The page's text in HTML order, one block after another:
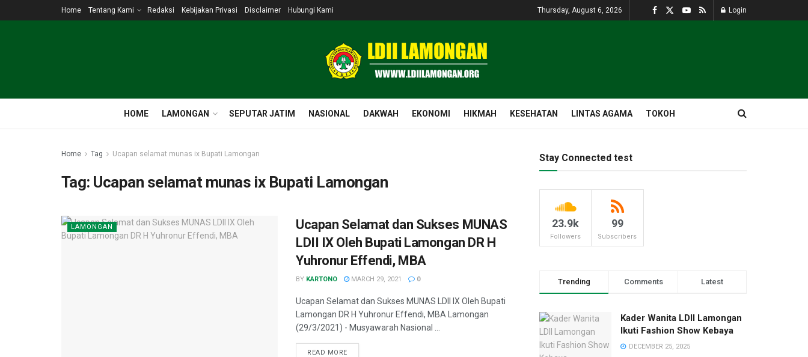
Home Tentang Kami Redaksi Kebijakan Privasi Disclaimer Hubungi Kami Thursday, August 6, 2026 Login
HOME LAMONGAN SEPUTAR JATIM NASIONAL DAKWAH EKONOMI HIKMAH KESEHATAN LINTAS AGAMA TOKOH
Home Tag Ucapan selamat munas ix Bupati Lamongan
Tag: Ucapan selamat munas ix Bupati Lamongan
LAMONGAN
Ucapan Selamat dan Sukses MUNAS
LDII IX Oleh Bupati Lamongan DR H
Yuhronur Effendi, MBA
BY KARTONO MARCH 29, 2021 0
Ucapan Selamat dan Sukses MUNAS LDII IX Oleh Bupati
Lamongan DR H Yuhronur Effendi, MBA Lamongan
(29/3/2021) - Musyawarah Nasional ...
READ MORE
Stay Connected test
23.9k
Followers
99
Subscribers
Trending Comments Latest
Kader Wanita LDII Lamongan
Ikuti Fashion Show Kebaya
DECEMBER 25, 2025